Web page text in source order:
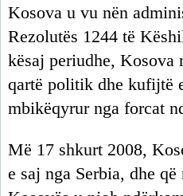
Kosova u vu nën
Rezolutës 1244 të
kësaj periudhe, Kosova
qartë politik dhe kufijtë
mbikëqyrur nga forcat
Më 17 shkurt 2008,
e saj nga Serbia, dhe